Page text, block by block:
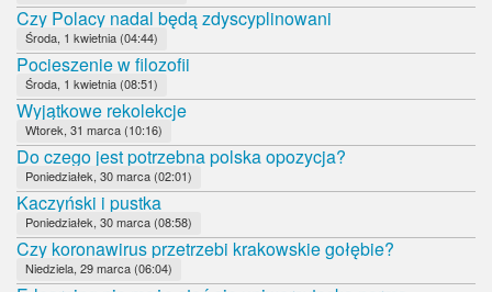
Czy Polacy nadal będą zdyscyplinowani
Środa, 1 kwietnia (04:44)
Pocieszenie w filozofii
Środa, 1 kwietnia (08:51)
Wyjątkowe rekolekcje
Wtorek, 31 marca (10:16)
Do czego jest potrzebna polska opozycja?
Poniedziałek, 30 marca (02:01)
Kaczyński i pustka
Poniedziałek, 30 marca (08:58)
Czy koronawirus przetrzebi krakowskie gołębie?
Niedziela, 29 marca (06:04)